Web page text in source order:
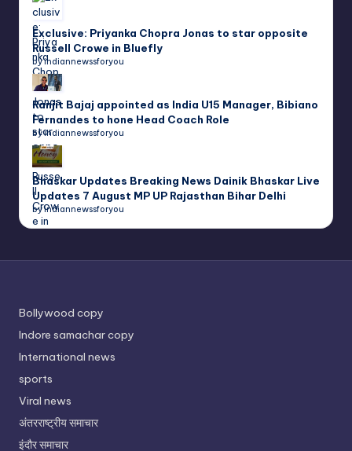
Exclusive: Priyanka Chopra Jonas to star opposite
Russell Crowe in Bluefly
by indiannewssforyou
Ranjit Bajaj appointed as India U15 Manager, Bibiano
Fernandes to hone Head Coach Role
by indiannewssforyou
Bhaskar Updates Breaking News Dainik Bhaskar Live
Updates 7 August MP UP Rajasthan Bihar Delhi
by indiannewssforyou
Bollywood copy
Indore samachar copy
International news
sports
Viral news
अंतरराष्ट्रीय समाचार
इंदौर समाचार